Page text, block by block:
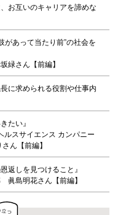
お互いのキャリアを諦めな
があって当たり前”の社会を
緑さん【前編】
に求められる役割や仕事内
たい』
ルスサイエンス カンパニー
ん【前編】
返しを見つけること』
島明花さん【前編】